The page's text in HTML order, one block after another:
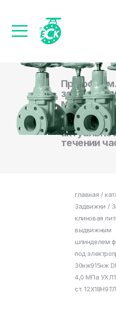
При
заказа на
продаж
течении
главная /
Задвижки /
клиновая
выдвижным
шпинделем
под
30нж915нж
4,0 МПа
ст. 12Х18Н9ТЛ